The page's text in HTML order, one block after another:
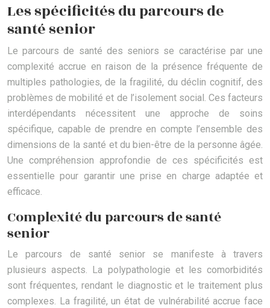
Les spécificités du parcours de
santé senior
Le parcours de santé des seniors se caractérise par une
complexité accrue en raison de la présence fréquente de
multiples pathologies, de la fragilité, du déclin cognitif, des
problèmes de mobilité et de l’isolement social. Ces facteurs
interdépendants nécessitent une approche de soins
spécifique, capable de prendre en compte l’ensemble des
dimensions de la santé et du bien-être de la personne âgée.
Une compréhension approfondie de ces spécificités est
essentielle pour garantir une prise en charge adaptée et
efficace.
Complexité du parcours de santé
senior
Le parcours de santé senior se manifeste à travers
plusieurs aspects. La polypathologie et les comorbidités
sont fréquentes, rendant le diagnostic et le traitement plus
complexes. La fragilité, un état de vulnérabilité accrue face